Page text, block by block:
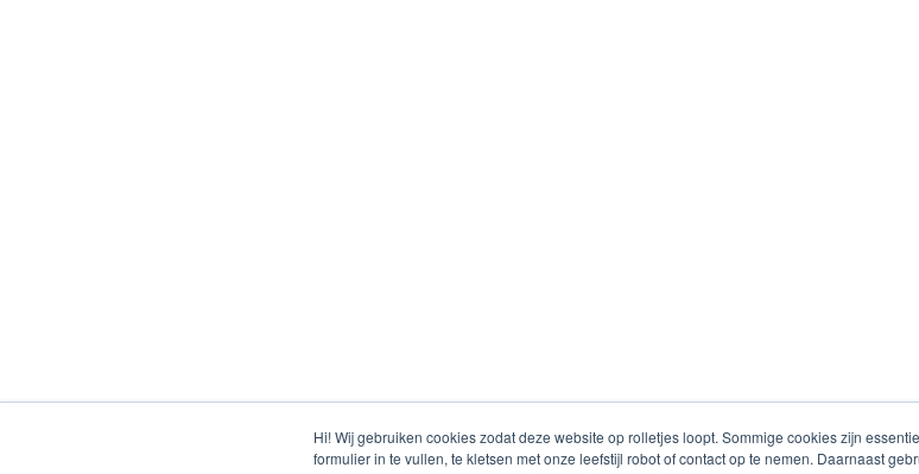
Hi! Wij gebruiken cookies zodat deze website op rolletjes loopt. Sommige cookies zijn
formulier in te vullen, te kletsen met onze leefstijl robot of contact op te nemen. Daarnaast